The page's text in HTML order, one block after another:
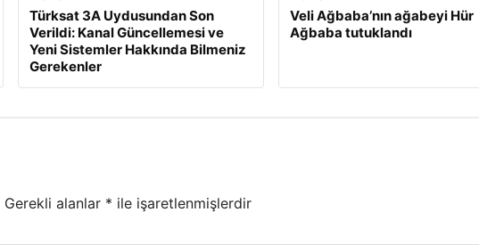
Türksat 3A Uydusundan Son
Verildi: Kanal Güncellemesi ve
Yeni Sistemler Hakkında Bilmeniz
Gerekenler
Veli Ağbaba’nın ağabeyi Hür
Ağbaba tutuklandı
Gerekli alanlar * ile işaretlenmişlerdir